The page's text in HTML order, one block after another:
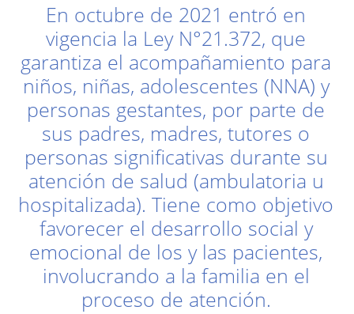
En octubre de 2021 entró en
vigencia la Ley N°21.372, que
garantiza el acompañamiento para
niños, niñas, adolescentes (NNA) y
personas gestantes, por parte de
sus padres, madres, tutores o
personas significativas durante su
atención de salud (ambulatoria u
hospitalizada). Tiene como objetivo
favorecer el desarrollo social y
emocional de los y las pacientes,
involucrando a la familia en el
proceso de atención.